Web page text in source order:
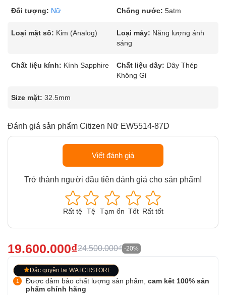
Đối tượng: Nữ Chống nước: 5atm
Loại mặt số: Kim (Analog) Loại máy: Năng lượng ánh
sáng
Chất liệu kính: Kính Sapphire Chất liệu dây: Dây Thép
Không Gỉ
Size mặt: 32.5mm
Đánh giá sản phẩm Citizen Nữ EW5514-87D
Viết đánh giá
Trở thành người đầu tiên đánh giá cho sản phẩm!
Rất tệ Tệ Tạm ổn Tốt Rất tốt
19.600.000₫24.500.000₫ -20%
Đặc quyền tại WATCHSTORE
Được đảm bảo chất lượng sản phẩm, cam kết 100% sản
phẩm chính hãng